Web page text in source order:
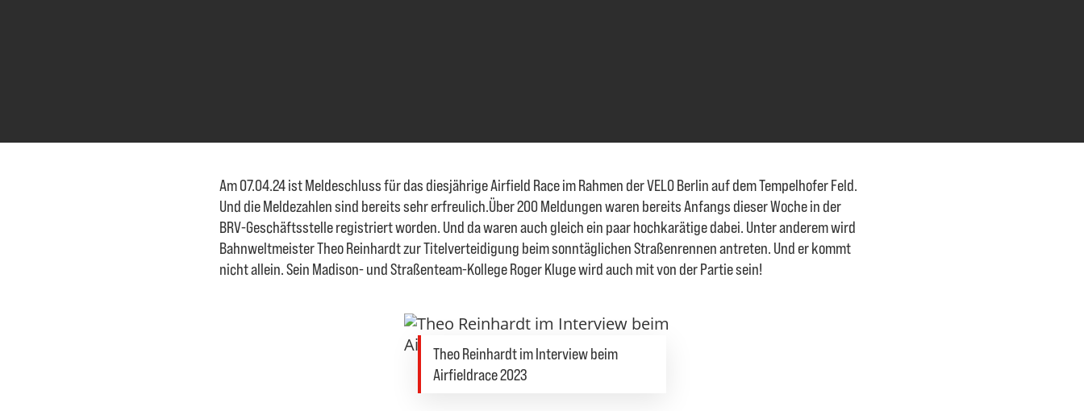
Am 07.04.24 ist Meldeschluss für das diesjährige Airfield Race im Rahmen der VELO Berlin auf dem Tempelhofer Feld.
Und die Meldezahlen sind bereits sehr erfreulich.Über 200 Meldungen waren bereits Anfangs dieser Woche in der
BRV-Geschäftsstelle registriert worden. Und da waren auch gleich ein paar hochkarätige dabei. Unter anderem wird
Bahnweltmeister Theo Reinhardt zur Titelverteidigung beim sonntäglichen Straßenrennen antreten. Und er kommt
nicht allein. Sein Madison- und Straßenteam-Kollege Roger Kluge wird auch mit von der Partie sein!
Theo Reinhardt im Interview beim
Airfieldrace 2023